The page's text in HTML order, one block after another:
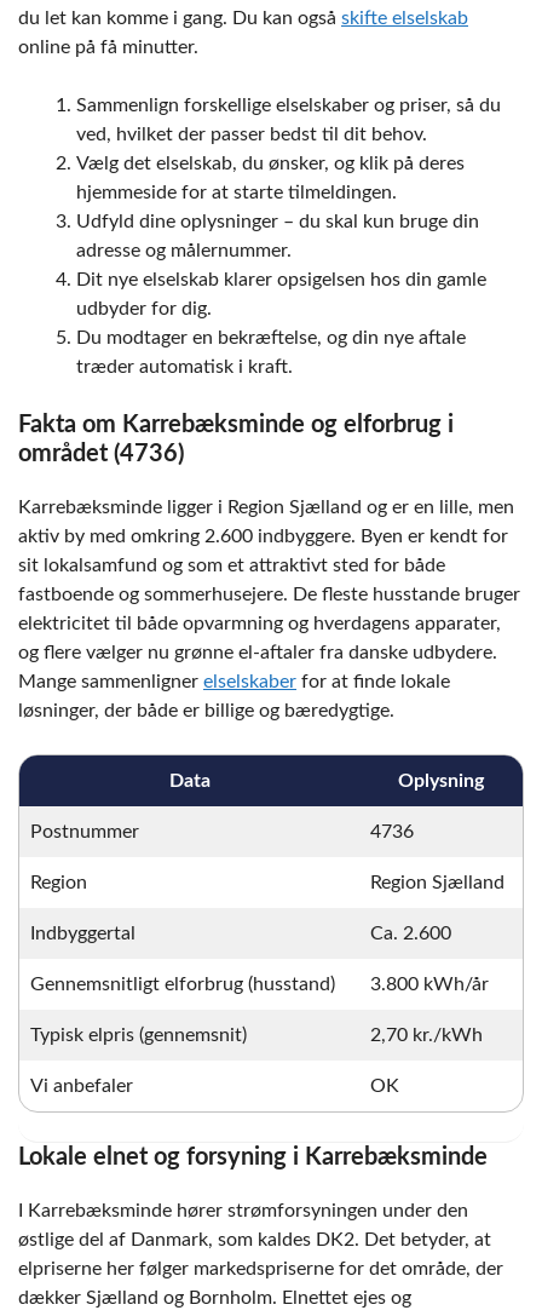
du let kan komme i gang. Du kan også skifte elselskab
online på få minutter.
Sammenlign forskellige elselskaber og priser, så du
ved, hvilket der passer bedst til dit behov.
Vælg det elselskab, du ønsker, og klik på deres
hjemmeside for at starte tilmeldingen.
Udfyld dine oplysninger – du skal kun bruge din
adresse og målernummer.
Dit nye elselskab klarer opsigelsen hos din gamle
udbyder for dig.
Du modtager en bekræftelse, og din nye aftale
træder automatisk i kraft.
Fakta om Karrebæksminde og elforbrug i
området (4736)
Karrebæksminde ligger i Region Sjælland og er en lille, men
aktiv by med omkring 2.600 indbyggere. Byen er kendt for
sit lokalsamfund og som et attraktivt sted for både
fastboende og sommerhusejere. De fleste husstande bruger
elektricitet til både opvarmning og hverdagens apparater,
og flere vælger nu grønne el-aftaler fra danske udbydere.
Mange sammenligner elselskaber for at finde lokale
løsninger, der både er billige og bæredygtige.
Data Oplysning
Postnummer 4736
Region Region Sjælland
Indbyggertal Ca. 2.600
Gennemsnitligt elforbrug (husstand) 3.800 kWh/år
Typisk elpris (gennemsnit) 2,70 kr./kWh
Vi anbefaler OK
Lokale elnet og forsyning i Karrebæksminde
I Karrebæksminde hører strømforsyningen under den
østlige del af Danmark, som kaldes DK2. Det betyder, at
elpriserne her følger markedspriserne for det område, der
dækker Sjælland og Bornholm. Elnettet ejes og